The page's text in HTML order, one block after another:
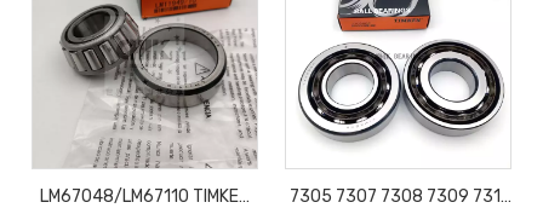
LM67048/LM67110 TIMKEN
7305 7307 7308 7309 7311